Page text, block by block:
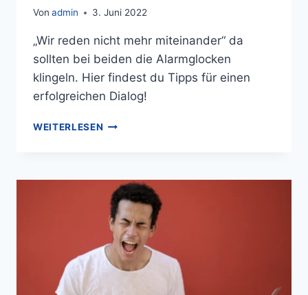
Von admin 3. Juni 2022
„Wir reden nicht mehr miteinander“ da
sollten bei beiden die Alarmglocken
klingeln. Hier findest du Tipps für einen
erfolgreichen Dialog!
WEITERLESEN